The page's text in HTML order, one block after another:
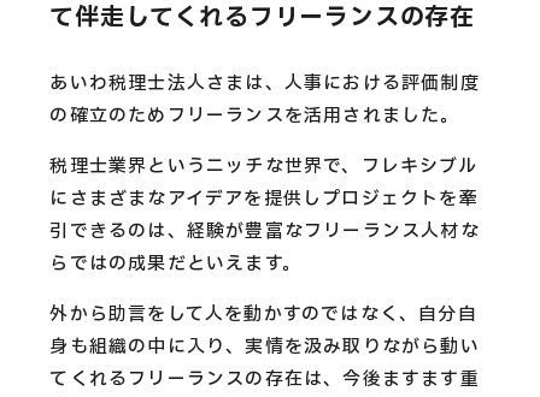
て伴走してくれるフリーランスの存在
あいわ税理士法人さまは、人事における評価制度
の確立のためフリーランスを活用されました。
税理士業界というニッチな世界で、フレキシブル
にさまざまなアイデアを提供しプロジェクトを牽
引できるのは、経験が豊富なフリーランス人材な
らではの成果だといえます。
外から助言をして人を動かすのではなく、自分自
身も組織の中に入り、実情を汲み取りながら動い
てくれるフリーランスの存在は、今後ますます重